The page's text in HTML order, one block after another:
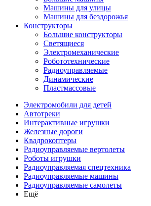
Машины для улицы
Машины для бездорожья
Конструкторы
Большие конструкторы
Светящиеся
Электромеханические
Робототехнические
Радиоуправляемые
Динамические
Пластмассовые
Электромобили для детей
Автотреки
Интерактивные игрушки
Железные дороги
Квадрокоптеры
Радиоуправляемые вертолеты
Роботы игрушки
Радиоуправляемая спецтехника
Радиоуправляемые машины
Радиоуправляемые самолеты
Ещё